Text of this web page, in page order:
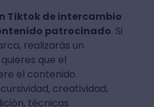
Tiktok de intercambio
patrocinado. Si
realizarás un
que el
el contenido.
creatividad,
técnicas